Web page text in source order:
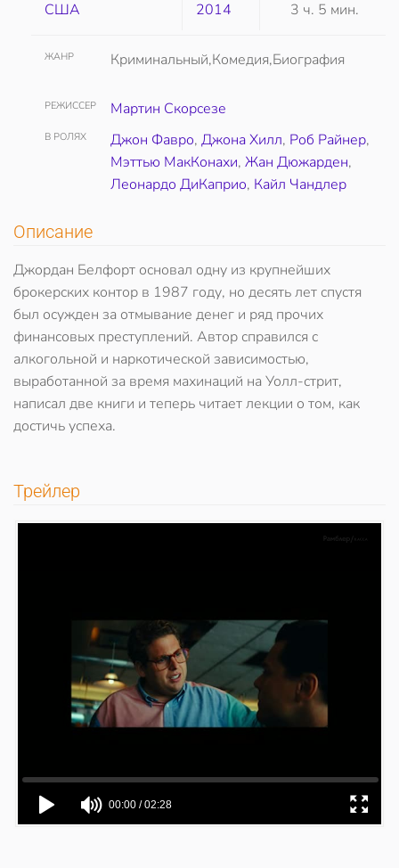
США 2014 3 ч. 5 мин.
ЖАНР Криминальный,Комедия,Биография
РЕЖИССЕР Мартин Скорсезе
В РОЛЯХ Джон Фавро, Джона Хилл, Роб Райнер,
Мэттью МакКонахи, Жан Дюжарден,
Леонардо ДиКаприо, Кайл Чандлер
Описание
Джордан Белфорт основал одну из крупнейших
брокерских контор в 1987 году, но десять лет спустя
был осужден за отмывание денег и ряд прочих
финансовых преступлений. Автор справился с
алкогольной и наркотической зависимостью,
выработанной за время махинаций на Уолл-стрит,
написал две книги и теперь читает лекции о том, как
достичь успеха.
Трейлер